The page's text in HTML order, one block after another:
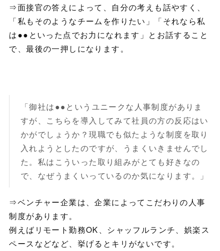
⇒面接官の答えによって、自分の考えも話やすく、
「私もそのようなチームを作りたい」「それなら私
は●●といった点でお力になれます」とお話すること
で、最後の一押しになります。
「御社は●●というユニークな人事制度がありま
すが、こちらを導入してみて社員の方の反応はい
かがでしょうか？現職でも似たような制度を取り
入れようとしたのですが、うまくいきませんでし
た。私はこういった取り組みがとても好きなの
で、なぜうまくいっているのか気になります。」
⇒ベンチャー企業は、企業によってこだわりの人事
制度があります。
例えばリモート勤務OK、シャッフルランチ、娯楽ス
ペースなどなど、挙げるとキリがないです。